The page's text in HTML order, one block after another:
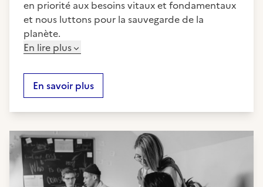
en priorité aux besoins vitaux et fondamentaux
et nous luttons pour la sauvegarde de la
planète.
En lire plus
En savoir plus